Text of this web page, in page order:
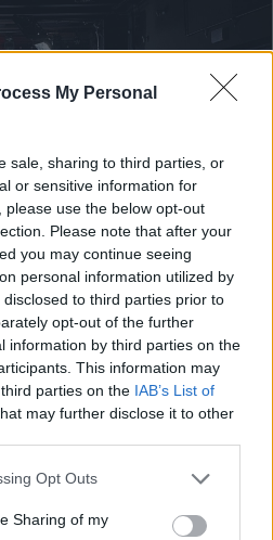
My Personal
sale, sharing to third parties, or
or sensitive information for
use the below opt-out
Please note that after your
you may continue seeing
personal information utilized by
to third parties prior to
opt-out of the further
information by third parties on the
This information may
parties on the IAB’s List of
may further disclose it to other
app uses one or more Google
behaviour. You may click to
Opt Outs
Sharing of my
vált mindkét
és miként befolyásolhatja a
is egyre hangsúlyosabban
A kecskeméti egyetemi
2026. 01. 31.